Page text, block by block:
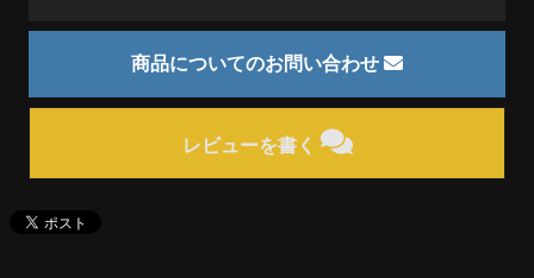
商品についてのお問い合わせ
レビューを書く